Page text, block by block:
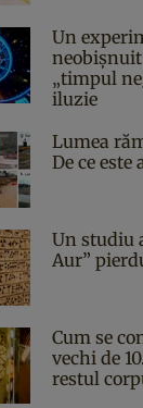
Un
„timpul
iluzie
Lumea
De ce este
Un studiu
Aur”
Cum se
vechi de
restul